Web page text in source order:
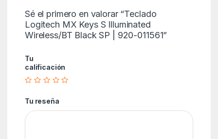
Sé el primero en valorar “Teclado
Logitech MX Keys S Illuminated
Wireless/BT Black SP | 920-011561”
Tu
calificación
Tu reseña